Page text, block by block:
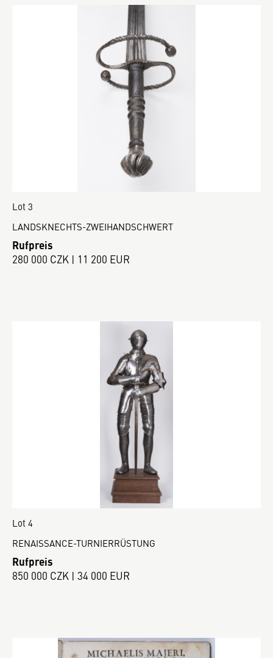
Lot 3
LANDSKNECHTS-ZWEIHANDSCHWERT
Rufpreis
280 000 CZK | 11 200 EUR
Lot 4
RENAISSANCE-TURNIERRÜSTUNG
Rufpreis
850 000 CZK | 34 000 EUR